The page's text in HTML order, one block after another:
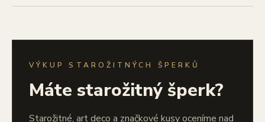
VÝKUP STAROŽITNÝCH ŠPERKŮ
Máte starožitný šperk?
Starožitné, art deco a značkové kusy oceníme nad